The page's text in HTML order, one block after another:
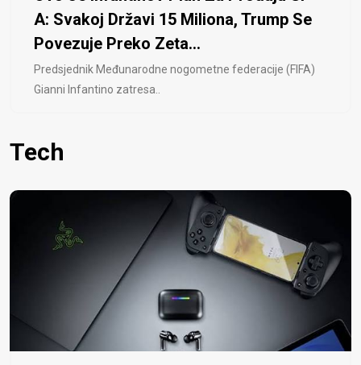
A: Svakoj Državi 15 Miliona, Trump Se
Povezuje Preko Zeta...
Predsjednik Međunarodne nogometne federacije (FIFA)
Gianni Infantino zatresa..
Tech